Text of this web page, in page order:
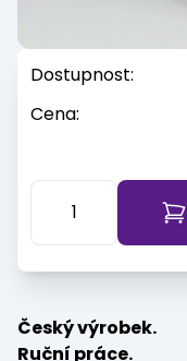
Dostupnost:
Cena:
Český výrobek.
Ruční práce.